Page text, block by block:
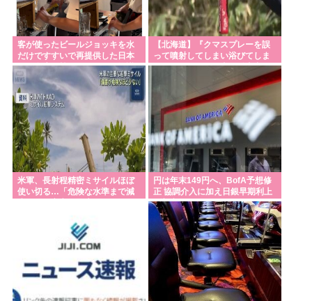
客が使ったビールジョッキを水
だけですすいで再提供した日本
の飲食店…韓国のネットで物議
【北海道】『クマスプレーを誤
って噴射してしまい浴びてしま
った』トムラウシ山で登山中の
米軍、長射程精密ミサイルほぼ
使い切る…「危険な水準まで減
円は年末149円へ、BofA予想修
正 協調介入に加え日銀早期利上
げ想定